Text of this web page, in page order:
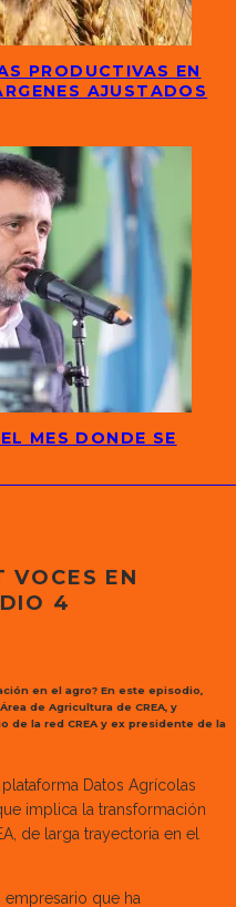
PRODUCTIVAS EN
AJUSTADOS
MES DONDE SE
VOCES EN
4
en el agro? En este episodio,
de Agricultura de CREA, y
de la red CREA y ex presidente de la
Datos Agrícolas
implica la transformación
de larga trayectoria en el
empresario que ha